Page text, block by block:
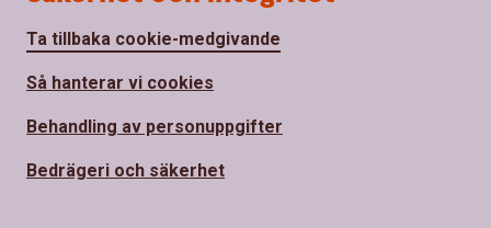
Ta tillbaka cookie-medgivande
Så hanterar vi cookies
Behandling av personuppgifter
Bedrägeri och säkerhet